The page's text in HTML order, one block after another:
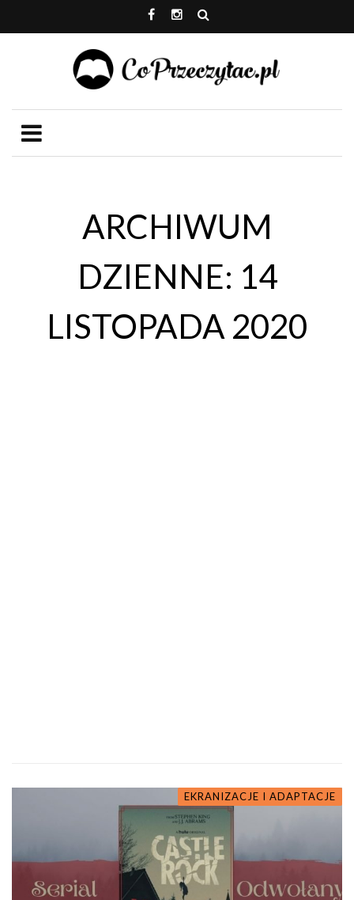
ARCHIWUM
DZIENNE: 14
LISTOPADA 2020
EKRANIZACJE I ADAPTACJE